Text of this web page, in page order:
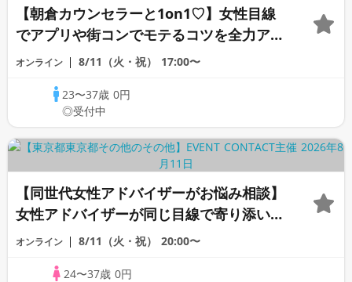
【朝倉カウンセラーと1on1♡】女性目線
でアプリや街コンでモテるコツを全力アド
バイス♡《オンライン恋愛カウンセリン
オンライン 8/11（火・祝） 17:00〜
23〜37歳0円
◎受付中
【同世代女性アドバイザーがお悩み相談】
女性アドバイザーが同じ目線で寄り添いま
す！《女性のための恋愛相談室》
オンライン 8/11（火・祝） 20:00〜
24〜37歳 0円